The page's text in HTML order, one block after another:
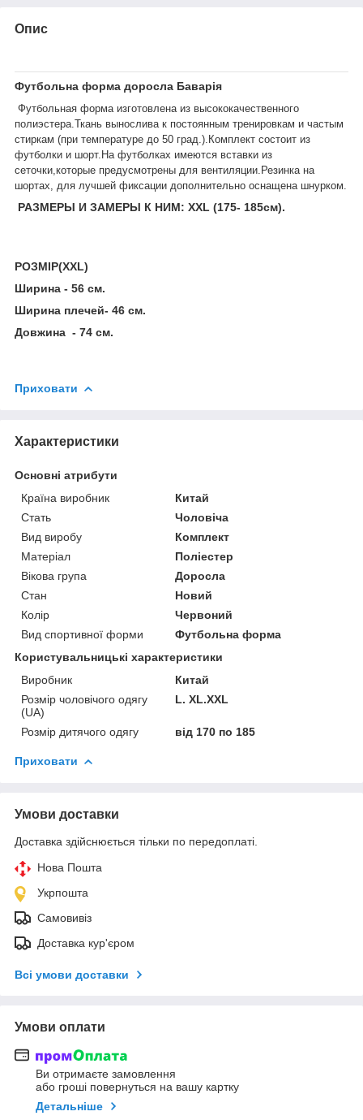
Опис
Футбольна форма доросла Баварія
Футбольная форма изготовлена из высококачественного
полиэстера.Ткань вынослива к постоянным тренировкам и частым
стиркам (при температуре до 50 град.).Комплект состоит из
футболки и шорт.На футболках имеются вставки из
сеточки,которые предусмотрены для вентиляции.Резинка на
шортах, для лучшей фиксации дополнительно оснащена шнурком.
РАЗМЕРЫ И ЗАМЕРЫ К НИМ: XXL (175- 185см).
РОЗМІР(XXL)
Ширина - 56 см.
Ширина плечей- 46 см.
Довжина - 74 см.
Приховати
Характеристики
Основні атрибути
Країна виробник
Китай
Стать
Чоловіча
Вид виробу
Комплект
Матеріал
Поліестер
Вікова група
Доросла
Стан
Новий
Колір
Червоний
Вид спортивної форми
Футбольна форма
Користувальницькі характеристики
Виробник
Китай
Розмір чоловічого одягу
(UA)
L. XL.XXL
Розмір дитячого одягу від 170 по 185
Приховати
Умови доставки
Доставка здійснюється тільки по передоплаті.
Нова Пошта
Укрпошта
Самовивіз
Доставка кур'єром
Всі умови доставки
Умови оплати
Ви отримаєте замовлення
або гроші повернуться на вашу картку
Детальніше